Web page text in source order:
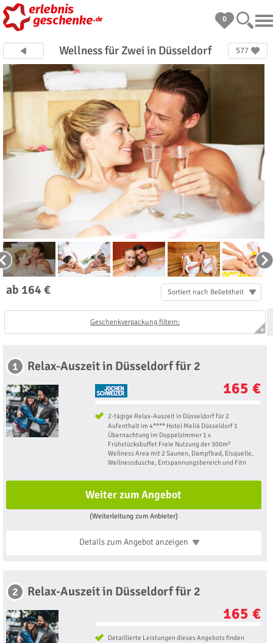
0
Wellness für Zwei in Düsseldorf 577
ab 164 € Sortiert nach Beliebtheit
Geschenkverpackung filtern:
1 Relax-Auszeit in Düsseldorf für 2
165 €
2-tägige Relax-Auszeit in Düsseldorf für 2
Aufenthalt im 4**** Hotel Meliá Düsseldorf 1
Übernachtung im Doppelzimmer 1 x
Frühstücksbuffet Freie Nutzung der 300m²
Wellness Area mit 2 Saunen, Dampfbad, Eisquelle,
Wellnessdusche, Entspannungsbereich und Fitn
Weiter zum Angebot
(Weiterleitung zum Anbieter)
Details zum Angebotanzeigen
2 Relax-Auszeit in Düsseldorf für 2
165 €
Detaillierte Leistungen dieses Angebots finden